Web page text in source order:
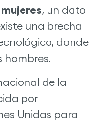
, un dato
una brecha
donde
hombres.
de la
por
Unidas para